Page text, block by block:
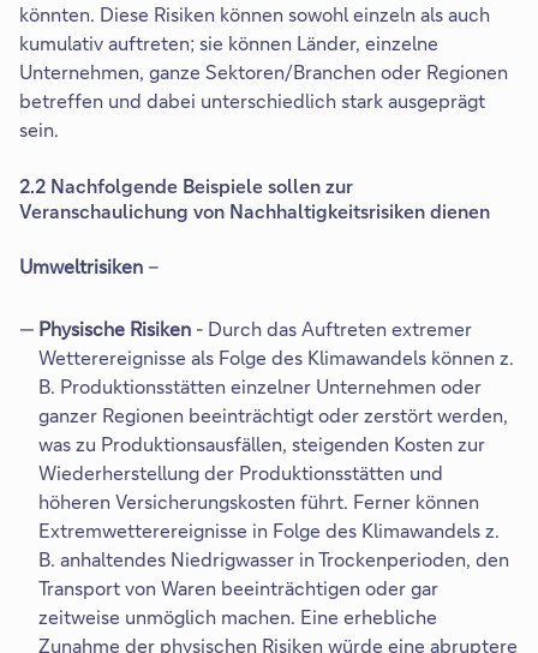
könnten. Diese Risiken können sowohl einzeln als auch
kumulativ auftreten; sie können Länder, einzelne
Unternehmen, ganze Sektoren/Branchen oder Regionen
betreffen und dabei unterschiedlich stark ausgeprägt
sein.
2.2 Nachfolgende Beispiele sollen zur
Veranschaulichung von Nachhaltigkeitsrisiken dienen
Umweltrisiken –
Physische Risiken - Durch das Auftreten extremer
Wetterereignisse als Folge des Klimawandels können z.
B. Produktionsstätten einzelner Unternehmen oder
ganzer Regionen beeinträchtigt oder zerstört werden,
was zu Produktionsausfällen, steigenden Kosten zur
Wiederherstellung der Produktionsstätten und
höheren Versicherungskosten führt. Ferner können
Extremwetterereignisse in Folge des Klimawandels z.
B. anhaltendes Niedrigwasser in Trockenperioden, den
Transport von Waren beeinträchtigen oder gar
zeitweise unmöglich machen. Eine erhebliche
Zunahme der physischen Risiken würde eine abruptere